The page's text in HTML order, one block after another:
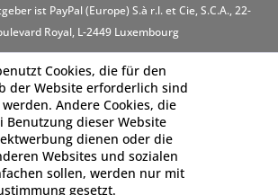
ist PayPal (Europe) S.à r.l. et Cie, S.C.A., 22-
Royal, L-2449 Luxembourg
Cookies, die für den
der Website erforderlich sind
Andere Cookies, die
Benutzung dieser Website
dienen oder die
Websites und sozialen
sollen, werden nur mit
gesetzt.